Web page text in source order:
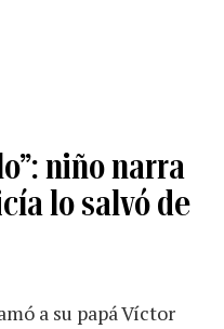
niño narra
lo salvó de
a su papá Víctor